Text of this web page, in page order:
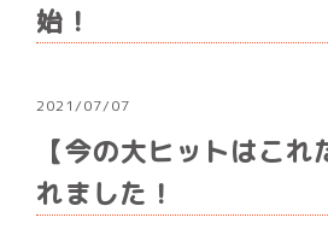
始！
2021/07/07
【今の大ヒットはこ
れました！